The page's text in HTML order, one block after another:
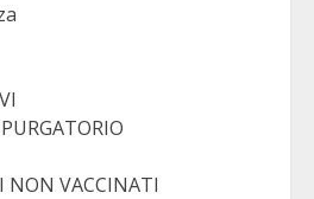
NON VACCINATI